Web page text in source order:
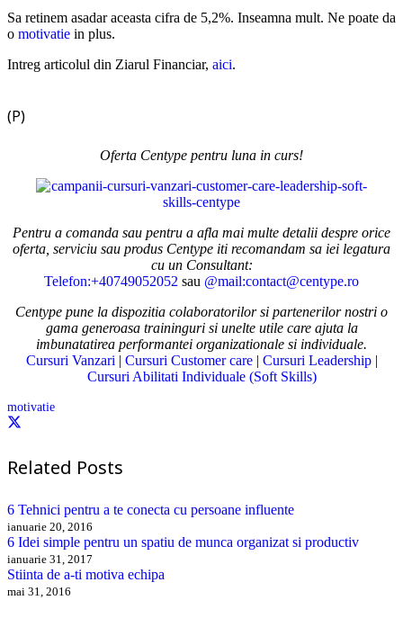
Sa retinem asadar aceasta cifra de 5,2%. Inseamna mult. Ne poate da
o motivatie in plus.
Intreg articolul din Ziarul Financiar, aici.
(P)
Oferta Centype pentru luna in curs!
Pentru a comanda sau pentru a afla mai multe detalii despre orice
oferta, serviciu sau produs Centype iti recomandam sa iei legatura
cu un Consultant:
Telefon:+40749052052 sau @mail:contact@centype.ro
Centype pune la dispozitia colaboratorilor si partenerilor nostri o
gama generoasa traininguri si unelte utile care ajuta la
imbunatatirea performantei organizationale si individuale.
Cursuri Vanzari | Cursuri Customer care | Cursuri Leadership|
Cursuri Abilitati Individuale (Soft Skills)
motivatie
Related Posts
6 Tehnici pentru a te conecta cu persoane influente
ianuarie 20, 2016
6 Idei simple pentru un spatiu de munca organizat si productiv
ianuarie 31, 2017
Stiinta de a-ti motiva echipa
mai 31, 2016